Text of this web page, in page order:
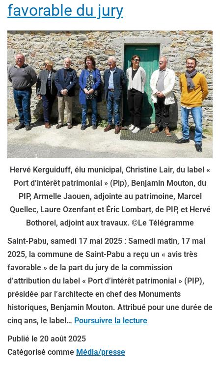
favorable du jury
Hervé Kerguiduff, élu municipal, Christine Lair, du label «
Port d’intérêt patrimonial » (Pip), Benjamin Mouton, du
PIP, Armelle Jaouen, adjointe au patrimoine, Marcel
Quellec, Laure Ozenfant et Éric Lombart, de PIP, et Hervé
Bothorel, adjoint aux travaux. ©Le Télégramme
Saint-Pabu, samedi 17 mai 2025 : Samedi matin, 17 mai
2025, la commune de Saint-Pabu a reçu un « avis très
favorable » de la part du jury de la commission
d’attribution du label « Port d’intérêt patrimonial » (PIP),
présidée par l’architecte en chef des Monuments
historiques, Benjamin Mouton. Attribué pour une durée de
cinq ans, le label… Poursuivre la lecture
Publié le 20 août 2025
Catégorisé comme Média/presse